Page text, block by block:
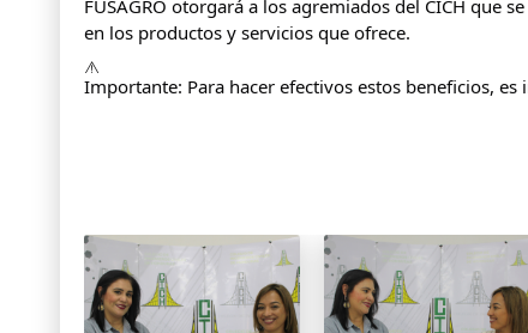
FUSAGRO otorgará a los agremiados del CICH que
en los productos y servicios que ofrece.
Importante: Para hacer efectivos estos beneficios,